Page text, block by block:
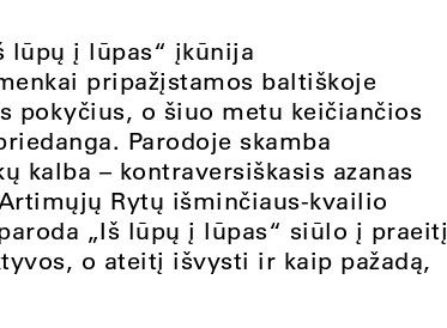
lūpų į lūpas“ įkūnija
pripažįstamos baltiškoje
pokyčius, o šiuo metu keičiančios
Parodoje skamba
kalba – kontraversiškasis azanas
Rytų išminčiaus-kvailio
„Iš lūpų į lūpas“ siūlo į praeitį
o ateitį išvysti ir kaip pažadą,